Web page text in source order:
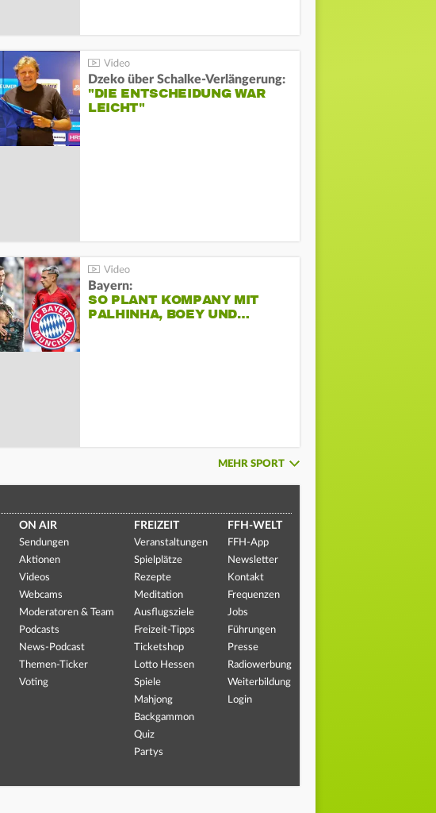
Dzeko über Schalke-Verlängerung:
"DIE ENTSCHEIDUNG WAR
LEICHT"
Bayern:
SO PLANT KOMPANY MIT
PALHINHA, BOEY UND…
MEHR SPORT
ON AIR
Sendungen
Aktionen
Videos
Webcams
Moderatoren & Team
Podcasts
News-Podcast
Themen-Ticker
Voting
FREIZEIT
Veranstaltungen
Spielplätze
Rezepte
Meditation
Ausflugsziele
Freizeit-Tipps
Ticketshop
Lotto Hessen
Spiele
Mahjong
Backgammon
Quiz
Partys
FFH-WELT
FFH-App
Newsletter
Kontakt
Frequenzen
Jobs
Führungen
Presse
Radiowerbung
Weiterbildung
Login